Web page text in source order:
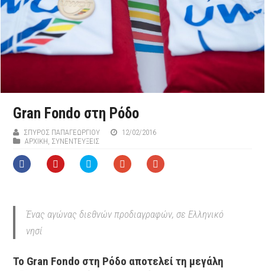
Gran Fondo στη Ρόδο
ΣΠΎΡΟΣ ΠΑΠΑΓΕΩΡΓΊΟΥ
12/02/2016
ΑΡΧΙΚΉ, ΣΥΝΕΝΤΕΥΞΕΙΣ
Ένας αγώνας διεθνών προδιαγραφών, σε Ελληνικό
νησί
Το Gran Fondo στη Ρόδο αποτελεί τη μεγάλη